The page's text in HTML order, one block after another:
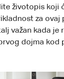
životopis koji
za ovaj
važan kada je
dojma kod